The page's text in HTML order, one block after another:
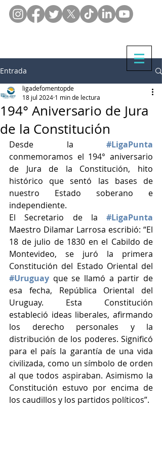
Entrada
194° Aniversario de Jura
de la Constitución
ligadefomentopde
18 jul 2024 1 min de lectura
Desde la #LigaPunta
conmemoramos el 194° aniversario
de Jura de la Constitución, hito
histórico que sentó las bases de
nuestro Estado soberano e
independiente.
El Secretario de la #LigaPunta
Maestro Dilamar Larrosa escribió: “El
18 de julio de 1830 en el Cabildo de
Montevideo, se juró la primera
#Uruguay que se llamó a partir de
esa fecha, República Oriental del
Uruguay. Esta Constitución
estableció ideas liberales, afirmando
los derecho personales y la
distribución de los poderes. Significó
para el país la garantía de una vida
civilizada, como un símbolo de orden
al que todos aspiraban. Asimismo la
Constitución estuvo por encima de
los caudillos y los partidos políticos”.